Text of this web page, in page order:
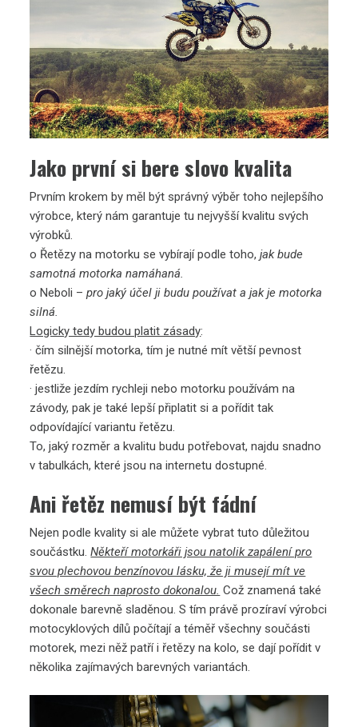
Jako první si bere slovo kvalita
Prvním krokem by měl být správný výběr toho nejlepšího
výrobce, který nám garantuje tu nejvyšší kvalitu svých
výrobků.
o Řetězy na motorku se vybírají podle toho,jak bude
samotná motorka namáhaná.
o Neboli –pro jaký účel ji budu používat a jak je motorka
silná.
Logicky tedy budou platit zásady:
· čím silnější motorka, tím je nutné mít větší pevnost
řetězu.
· jestliže jezdím rychleji nebo motorku používám na
závody, pak je také lepší připlatit si a pořídit tak
odpovídající variantu řetězu.
To, jaký rozměr a kvalitu budu potřebovat, najdu snadno
v tabulkách, které jsou na internetu dostupné.
Ani řetěz nemusí být fádní
Nejen podle kvality si ale můžete vybrat tuto důležitou
součástku.Někteří motorkáři jsou natolik zapálení pro
svou plechovou benzínovou lásku, že ji musejí mít ve
všech směrech naprosto dokonalou. Což znamená také
dokonale barevně sladěnou. S tím právě prozíraví výrobci
motocyklových dílů počítají a téměř všechny součásti
motorek, mezi něž patří i řetězy na kolo, se dají pořídit v
několika zajímavých barevných variantách.